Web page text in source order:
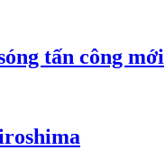
tấn công mới